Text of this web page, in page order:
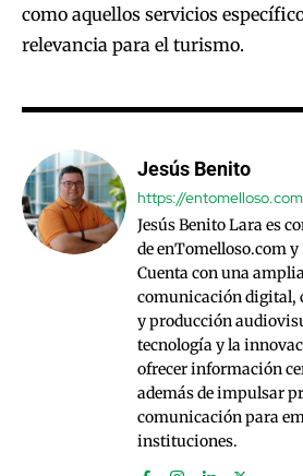
como aquellos servicios
relevancia para el turismo.
Jesús Benito
https://entomelloso.com
Jesús Benito Lara es
de enTomelloso.com
Cuenta con una
comunicación digital,
y producción
tecnología y la
ofrecer información
además de impulsar
comunicación para
instituciones.